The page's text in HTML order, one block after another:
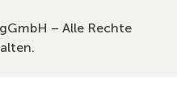
– Alle Rechte